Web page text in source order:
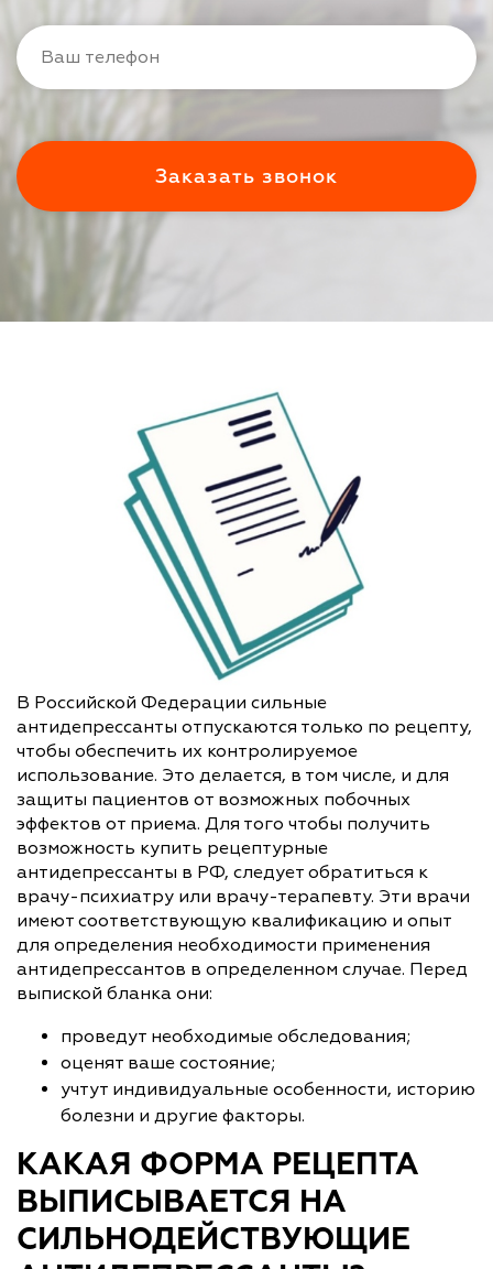
В Российской Федерации сильные
антидепрессанты отпускаются только по рецепту,
чтобы обеспечить их контролируемое
использование. Это делается, в том числе, и для
защиты пациентов от возможных побочных
эффектов от приема. Для того чтобы получить
возможность купить рецептурные
антидепрессанты в РФ, следует обратиться к
врачу-психиатру или врачу-терапевту. Эти врачи
имеют соответствующую квалификацию и опыт
для определения необходимости применения
антидепрессантов в определенном случае. Перед
выпиской бланка они:
проведут необходимые обследования;
оценят ваше состояние;
учтут индивидуальные особенности, историю
болезни и другие факторы.
КАКАЯ ФОРМА РЕЦЕПТА
ВЫПИСЫВАЕТСЯ НА
СИЛЬНОДЕЙСТВУЮЩИЕ